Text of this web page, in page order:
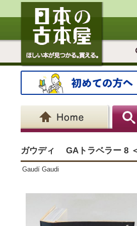
ガウディ GAトラベラー 8
Gaudí Gaudi